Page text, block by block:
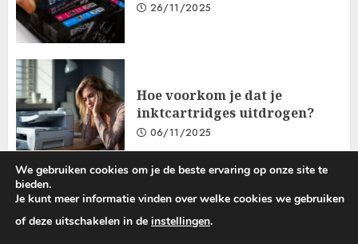
26/11/2025
Hoe voorkom je dat je
inktcartridges uitdrogen?
06/11/2025
Gegevensbeschermings- En Privacybeleid
We gebruiken cookies om je de beste ervaring op onze site te
bieden.
Je kunt meer informatie vinden over welke cookies we gebruiken
of deze uitschakelen in de instellingen.